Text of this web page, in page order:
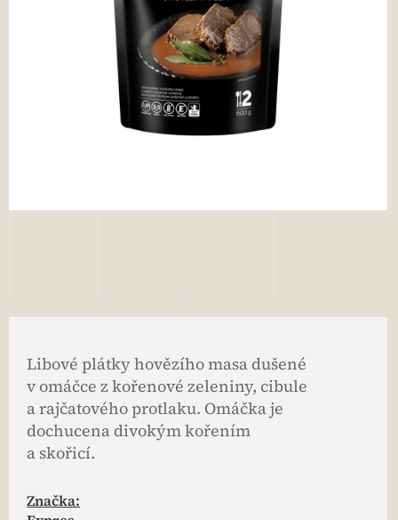
Libové plátky hovězího masa dušené
v omáčce z kořenové zeleniny, cibule
a rajčatového protlaku. Omáčka je
dochucena divokým kořením
a skořicí.
Značka: